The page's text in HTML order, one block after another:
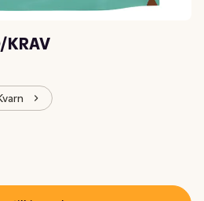
KRAV
kr